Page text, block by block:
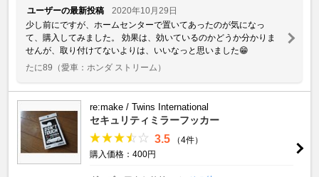
ユーザーの最新投稿
2020年10月29日
少し前にですが、ホームセンターで置いてあったのが気になっ
て、購入してみました。 効果は、効いているのかどうか分かりま
せんが、取り付けてないよりは、いいなっと思いました😁
たに89 （愛車：ホンダ ストリーム）
re:make / Twins International
セキュリティミラーフッカー
3.5
（4件）
購入価格：400円